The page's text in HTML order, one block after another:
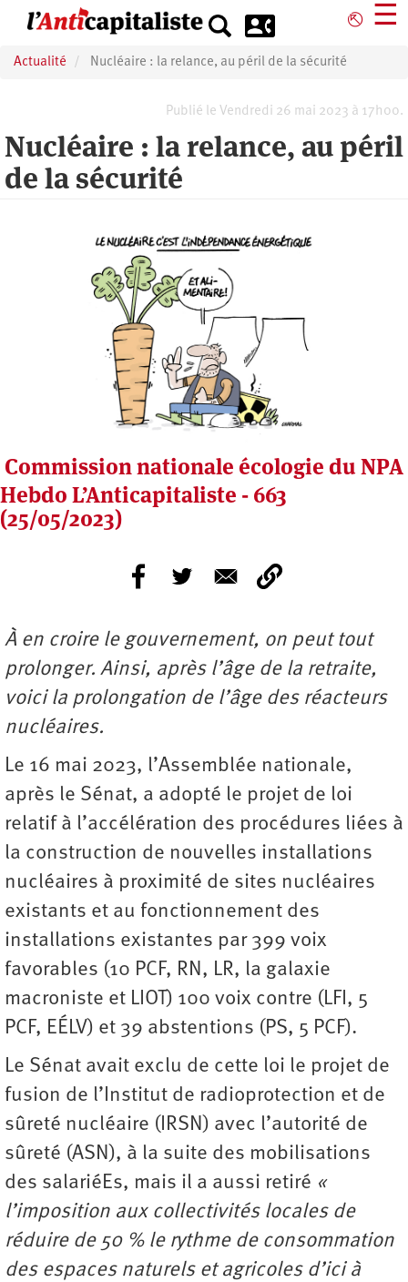
principal
⎋ ☰
Actualité Nucléaire : la relance, au péril de la sécurité
Publié le Vendredi 26 mai 2023 à 17h00.
Nucléaire : la relance, au péril
de la sécurité
Commission nationale écologie du NPA
Hebdo L’Anticapitaliste - 663
(25/05/2023)
À en croire le gouvernement, on peut tout
prolonger. Ainsi, après l’âge de la retraite,
voici la prolongation de l’âge des réacteurs
nucléaires.
Le 16 mai 2023, l’Assemblée nationale,
après le Sénat, a adopté le projet de loi
relatif à l’accélération des procédures liées à
la construction de nouvelles installations
nucléaires à proximité de sites nucléaires
existants et au fonctionnement des
installations existantes par 399 voix
favorables (10 PCF, RN, LR, la galaxie
macroniste et LIOT) 100 voix contre (LFI, 5
PCF, EÉLV) et 39 abstentions (PS, 5 PCF).
Le Sénat avait exclu de cette loi le projet de
fusion de l’Institut de radioprotection et de
sûreté nucléaire (IRSN) avec l’autorité de
sûreté (ASN), à la suite des mobilisations
des salariéEs, mais il a aussi retiré «
l’imposition aux collectivités locales de
réduire de 50 % le rythme de consommation
des espaces naturels et agricoles d’ici à